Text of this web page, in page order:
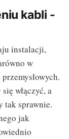
kabli -
instalacji,
w
włączyć, a
tak sprawnie.
jak